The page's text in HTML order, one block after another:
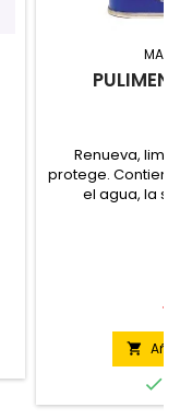
Renueva,
protege.
el agua, la

